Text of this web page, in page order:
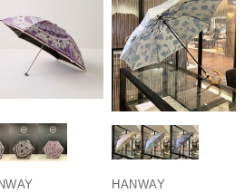
HANWAY